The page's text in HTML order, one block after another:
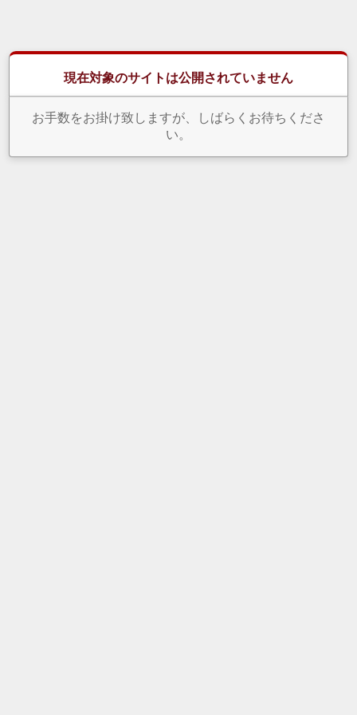
現在対象のサイトは公開されていません
お手数をお掛け致しますが、しばらくお待ちくださ
い。